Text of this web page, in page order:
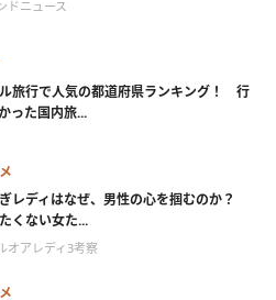
ドニュース
旅行で人気の都道府県ランキング！ 行
った国内旅...
レディはなぜ、男性の心を掴むのか？
くない女た...
オアレディ3考察